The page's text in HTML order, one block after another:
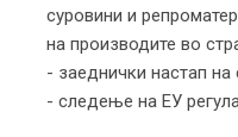
суровини и
на производите во
- заеднички настап
- следење на ЕУ